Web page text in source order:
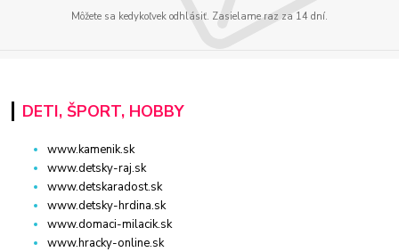
Môžete sa kedykoľvek odhlásiť. Zasielame raz za 14 dní.
DETI, ŠPORT, HOBBY
www.kamenik.sk
www.detsky-raj.sk
www.detskaradost.sk
www.detsky-hrdina.sk
www.domaci-milacik.sk
www.hracky-online.sk